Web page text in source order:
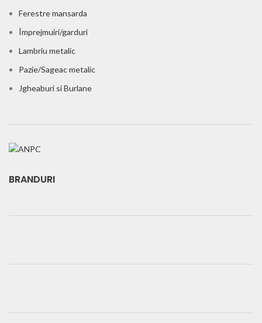
Ferestre mansarda
Împrejmuiri/garduri
Lambriu metalic
Pazie/Sageac metalic
Jgheaburi si Burlane
BRANDURI